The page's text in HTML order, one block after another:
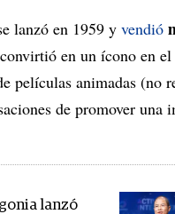
lanzó en 1959 y vendió
en un ícono en
películas animadas (no
de promover una
lanzó